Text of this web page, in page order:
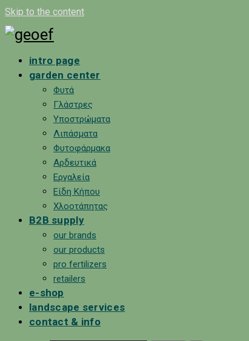
Skip to the content
intro page
garden center
Φυτά
Γλάστρες
Υποστρώματα
Λιπάσματα
Φυτοφάρμακα
Αρδευτικά
Εργαλεία
Είδη Κήπου
Χλοοτάπητας
B2B supply
our brands
our products
pro fertilizers
retailers
e-shop
landscape services
contact & info